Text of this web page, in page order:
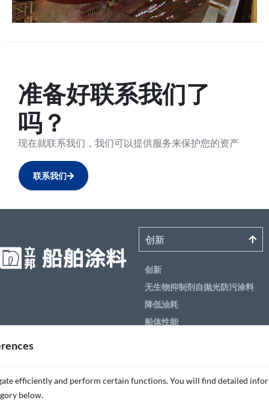
We value your privacy
efficiently and perform certain functions. You will find detailed
below.
准备好联系我们了
吗？
现在就联系我们，我们可以提供服务来保护您的资产
联系我们
创新
创新
无生物抑制剂自抛光防污涂料
降低油耗
船体性能